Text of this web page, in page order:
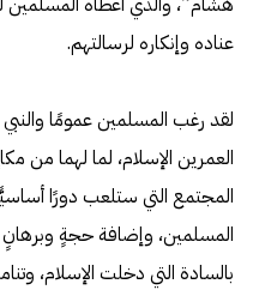
عناده وإنكاره لرسالتهم.
لقد رغب المسلمين عمومًا
العمرين الإسلام، لما لهما من
المجتمع التي ستلعب دورًا
المسلمين، وإضافة حجةٍ وبرهانٍ
بالسادة التي دخلت الإسلام،